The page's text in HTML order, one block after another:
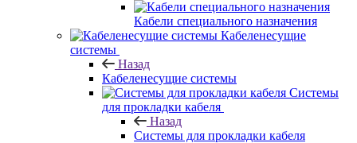
Кабели специального назначения
Кабеленесущие
системы
Назад
Кабеленесущие системы
Системы
для прокладки кабеля
Назад
Системы для прокладки кабеля